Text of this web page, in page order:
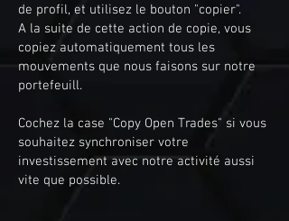
de profil, et utilisez le bouton "copier".
A la suite de cette action de copie, vous
copiez automatiquement tous les
mouvements que nous faisons sur notre
portefeuill.
Cochez la case "Copy Open Trades" si vous
souhaitez synchroniser votre
investissement avec notre activité aussi
vite que possible.